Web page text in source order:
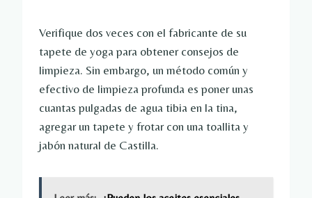
Verifique dos veces con el fabricante de su
tapete de yoga para obtener consejos de
limpieza. Sin embargo, un método común y
efectivo de limpieza profunda es poner unas
cuantas pulgadas de agua tibia en la tina,
agregar un tapete y frotar con una toallita y
jabón natural de Castilla.